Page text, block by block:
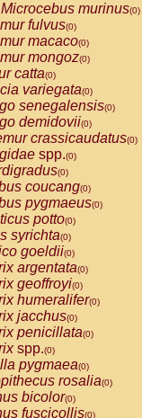
Microcebus murinus(0)
fulvus(0)
macaco(0)
mongoz(0)
catta(0)
variegata(0)
senegalensis(0)
demidovii(0)
crassicaudatus(0)
spp.(0)
(0)
coucang(0)
pygmaeus(0)
potto(0)
syrichta(0)
goeldii(0)
argentata(0)
geoffroyi(0)
humeralifer(0)
jacchus(0)
penicillata(0)
spp.(0)
pygmaea(0)
rosalia(0)
bicolor(0)
fuscicollis(0)